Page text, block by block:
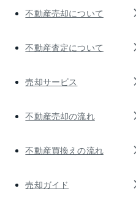
不動産売却について
不動産査定について
売却サービス
不動産売却の流れ
不動産買換えの流れ
売却ガイド